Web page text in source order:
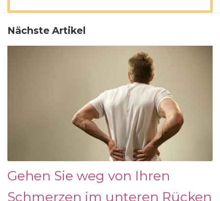
Nächste Artikel
Gehen Sie weg von Ihren
Schmerzen im unteren Rücken